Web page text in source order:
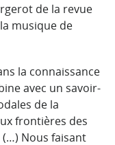
de la revue
musique de
la connaissance
avec un savoir-
de la
frontières des
Nous faisant